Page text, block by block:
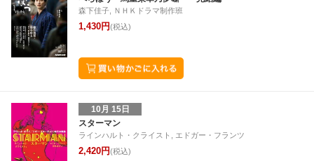
森下佳子, ＮＨＫドラマ制作班
1,430円(税込)
10月 15日
スターマン
ラインハルト・クライスト, エドガー・フランツ
2,420円(税込)